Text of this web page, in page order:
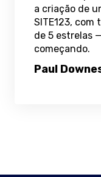
a criação de
SITE123,
de 5 estrelas
começando.
Paul